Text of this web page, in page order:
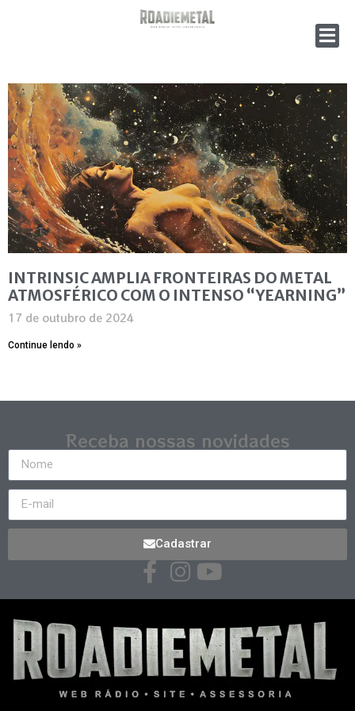
INTRINSIC AMPLIA FRONTEIRAS DO METAL
ATMOSFÉRICO COM O INTENSO “YEARNING”
17 de outubro de 2024
Continue lendo »
Receba nossas novidades
Cadastrar